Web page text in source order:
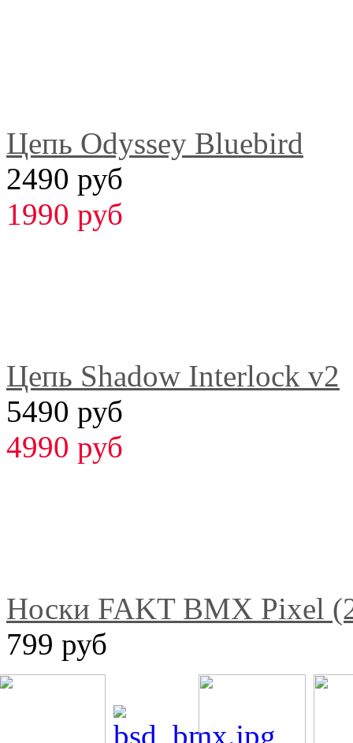
Цепь Odyssey Bluebird
2490 руб
1990 руб
Цепь Shadow Interlock v2
5490 руб
4990 руб
Носки FAKT BMX Pixel
799 руб